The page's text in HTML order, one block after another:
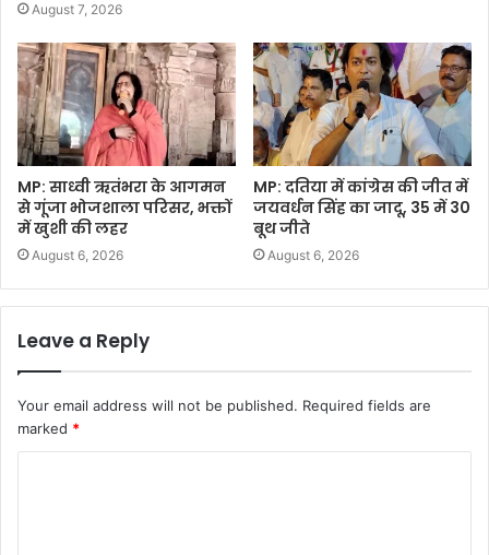
August 7, 2026
MP: साध्वी ऋतंभरा के आगमन
से गूंजा भोजशाला परिसर, भक्तों
में खुशी की लहर
August 6, 2026
MP: दतिया में कांग्रेस की जीत में
जयवर्धन सिंह का जादू, 35 में 30
बूथ जीते
August 6, 2026
Leave a Reply
Your email address will not be published. Required fields are
marked *